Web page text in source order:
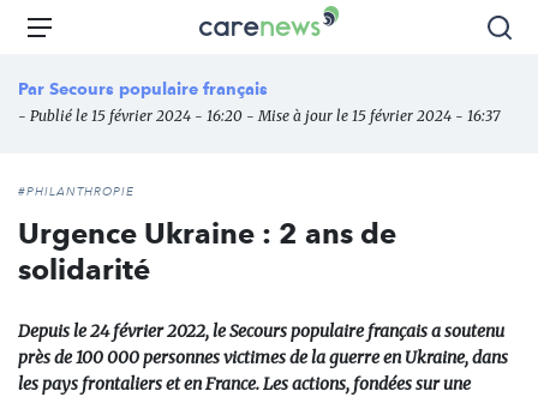
Aller
principal
Carenews,
média
des
Menu
Par Secours populaire français
- Publié le 15 février 2024 - 16:20 - Mise à jour le 15 février 2024 - 16:37
#PHILANTHROPIE
Urgence Ukraine : 2 ans de
solidarité
Depuis le 24 février 2022, le Secours populaire français a soutenu
près de 100 000 personnes victimes de la guerre en Ukraine, dans
les pays frontaliers et en France. Les actions, fondées sur une